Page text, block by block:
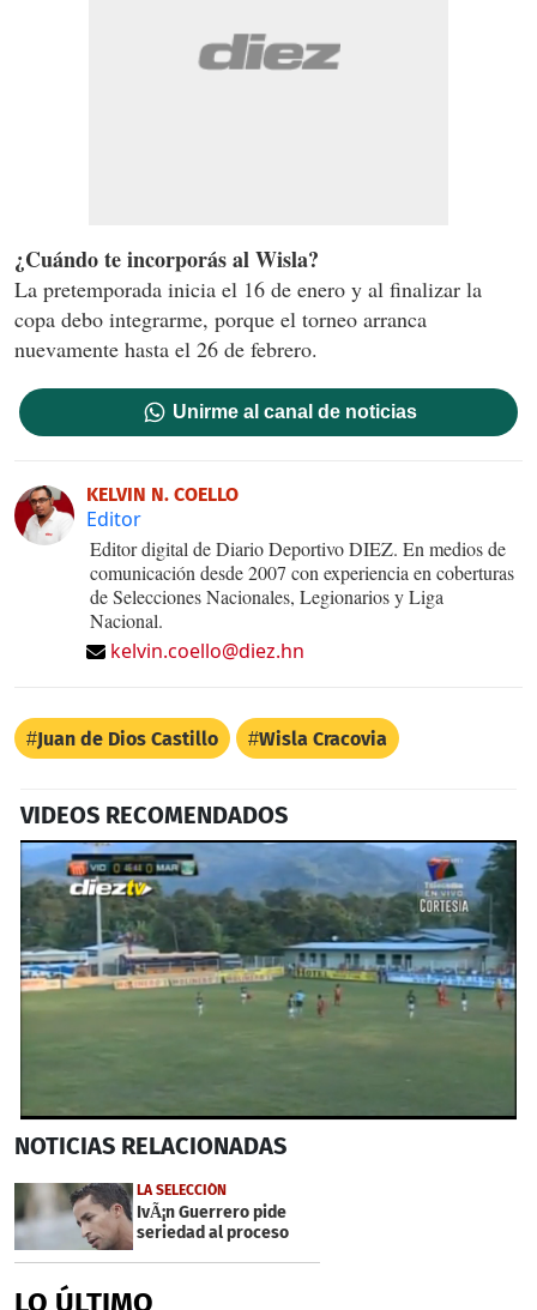
¿Cuándo te incorporás al Wisla?
La pretemporada inicia el 16 de enero y al finalizar la
copa debo integrarme, porque el torneo arranca
nuevamente hasta el 26 de febrero.
Unirme al canal de noticias
KELVIN N. COELLO
Editor
Editor digital de Diario Deportivo DIEZ. En medios de
comunicación desde 2007 con experiencia en coberturas
de Selecciones Nacionales, Legionarios y Liga
Nacional.
kelvin.coello@diez.hn
Juan de Dios Castillo Wisla Cracovia
VIDEOS RECOMENDADOS
seconds
40
seconds
NOTICIAS RELACIONADAS
LA SELECCIÓN
IvÃ¡n Guerrero pide
seriedad al proceso
LO ÚLTIMO